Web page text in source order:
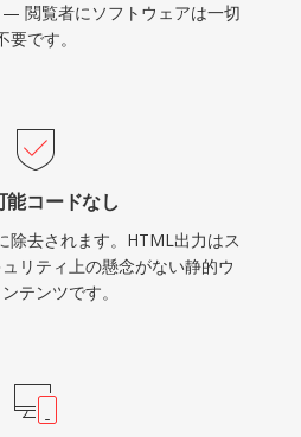
閲覧者にソフトウェアは一切
要です。
能コードなし
除去されます。HTML出力はス
リティ上の懸念がない静的ウ
テンツです。